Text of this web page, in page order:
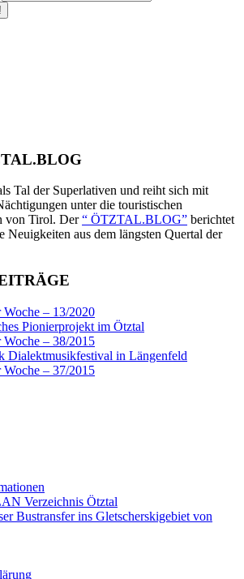
Tal der Superlativen und reiht sich mit
unter die touristischen
von Tirol. Der“ ÖTZTAL.BLOG” berichtet
Neuigkeiten aus dem längsten Quertal der
– 13/2020
Pionierprojekt im Ötztal
– 38/2015
Dialektmusikfestival in Längenfeld
– 37/2015
Verzeichnis Ötztal
Bustransfer ins Gletscherskigebiet von